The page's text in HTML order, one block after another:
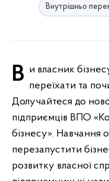
Внутрішньо
Ви власник бізнесу і через війну змушені переїхати та
Долучайтеся до
підприємців ВПО
бізнесу». Навчання
перезапустити
розвитку власної